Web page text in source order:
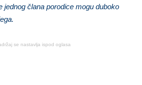
jednog člana porodice mogu duboko
se nastavlja ispod oglasa